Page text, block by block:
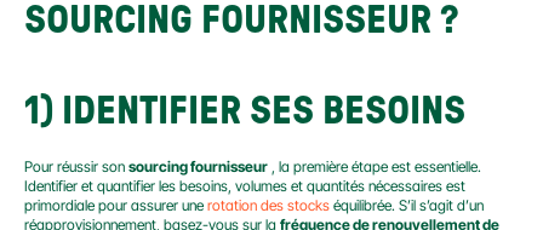
SOURCING FOURNISSEUR ?
1) IDENTIFIER SES BESOINS
Pour réussir son sourcing fournisseur , la première étape est essentielle.
Identifier et quantifier les besoins, volumes et quantités nécessaires est
primordiale pour assurer une rotation des stocks équilibrée. S’il s’agit d’un
réapprovisionnement, basez-vous sur la fréquence de renouvellement de